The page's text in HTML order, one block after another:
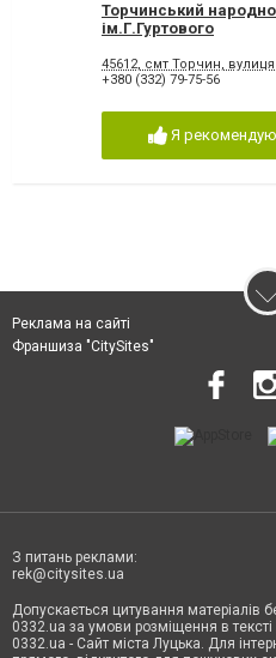
Торчинський
ім.Г.Гуртового
45612, смт Торчин,
+380 (332) 79-75-56
Я рекомендую
Реклама на сайті
Франшиза "CitySites"
З питань реклами:
rek@citysites.ua
Допускається цитування матеріалів
0332.ua за умови розміщення в
0332.ua - Сайт міста Луцька. Для